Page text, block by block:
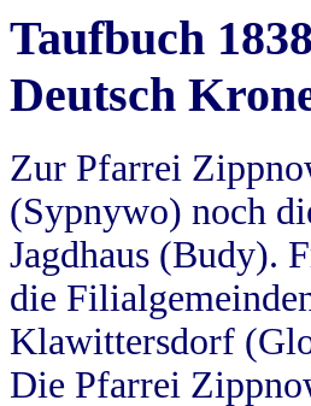
Taufbuch
Deutsch
Zur Pfarrei
(Sypnywo) noch
Jagdhaus (Budy).
die
Klawittersdorf
Die Pfarrei